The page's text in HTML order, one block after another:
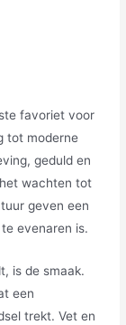
favoriet voor
tot moderne
geduld en
wachten tot
geven een
evenaren is.
is de smaak.
een
trekt. Vet en